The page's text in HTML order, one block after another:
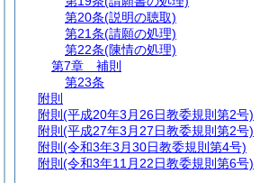
第20条(説明の聴取)
第21条(請願の処理)
第22条(陳情の処理)
第7章
補則
第23条
附則
附則 (平成20年3月26日教委規則第2号)
附則 (平成27年3月27日教委規則第2号)
附則 (令和3年3月30日教委規則第4号)
附則 (令和3年11月22日教委規則第6号)